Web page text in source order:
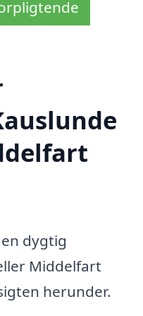
dygtig
Middelfart
herunder.